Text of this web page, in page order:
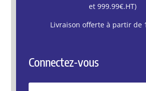
et 999.99€.HT)
Livraison offerte à partir de
Connectez-vous